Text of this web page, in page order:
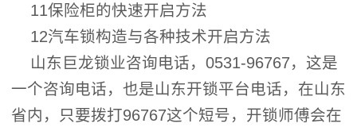
11保险柜的快速开启方法
12汽车锁构造与各种技术开启方法
山东巨龙锁业咨询电话，0531-96767，这是
一个咨询电话，也是山东开锁平台电话，在山东
省内，只要拨打96767这个短号，开锁师傅会在